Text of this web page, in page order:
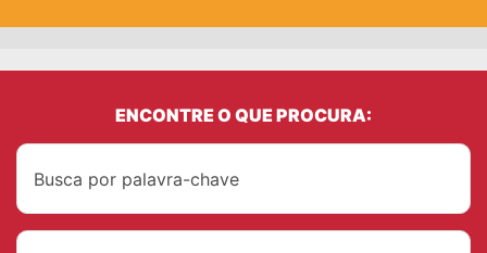
ENCONTRE O QUE PROCURA: